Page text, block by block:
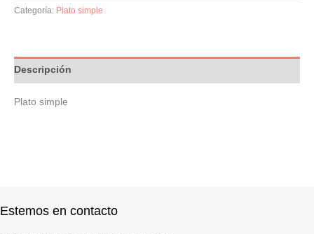
Categoría: Plato simple
Descripción
Plato simple
Estemos en contacto